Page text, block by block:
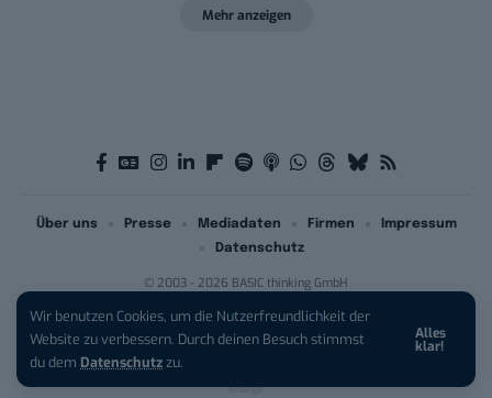
Wir benutzen Cookies, um die Nutzerfreundlichkeit der
Website zu verbessern. Durch deinen Besuch stimmst
du dem Datenschutzzu.
Alles
klar!
Mehr anzeigen
© 2003 - 2026 BASIC thinking GmbH
Über uns Presse Mediadaten Firmen
Impressum
Datenschutz
iPhone 17 Pro sichern:Für 1 € +
200 € Hardware-Bonus!
Anzeige